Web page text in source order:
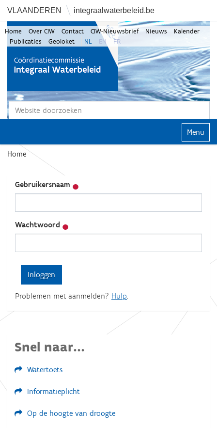
VLAANDEREN integraalwaterbeleid.be
Zoek
Home Over CIW Contact CIW-Nieuwsbrief Nieuws
Kalender
Publicaties
Geoloket NL EN FR
Klap
Home
Gebruikersnaam
Wachtwoord
Problemen met aanmelden? Hulp
Snel naar...
Watertoets
Informatieplicht
Op de hoogte van droogte